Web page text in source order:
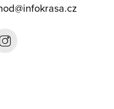
@infokrasa.cz